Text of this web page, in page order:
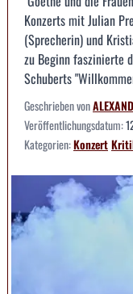
Konzerts mit Julian
(Sprecherin) und
zu Beginn faszinierte
Schuberts
Geschrieben von
Veröffentlichungsdatum:
Kategorien:Konzert